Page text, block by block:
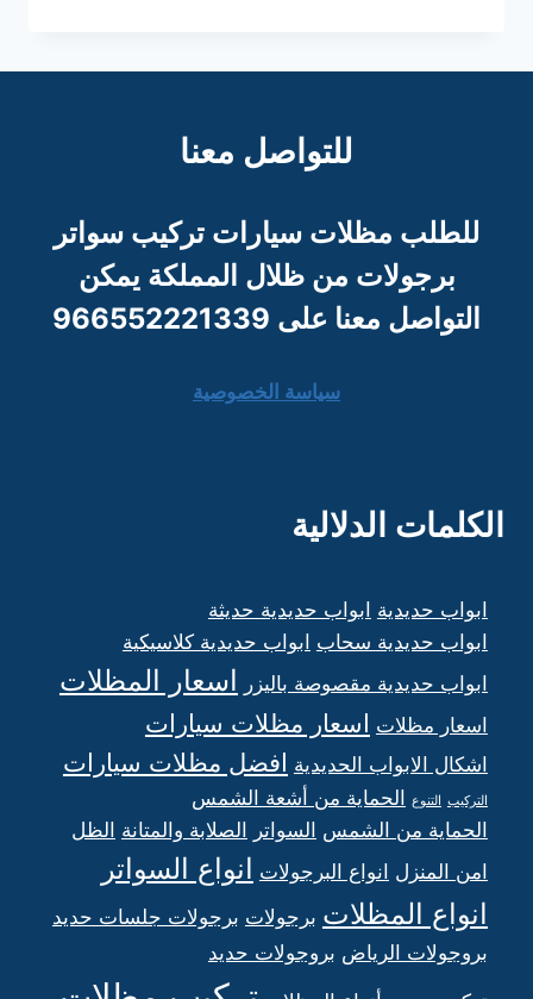
تنسيقللتواصل معنا
للطلب مظلات سيارات تركيب سواتر
برجولات من ظلال المملكة يمكن
التواصل معنا على 966552221339
سياسة الخصوصية
الكلمات الدلالية
ابواب حديدية ابواب حديدية حديثة
ابواب حديدية سحاب ابواب حديدية كلاسيكية
ابواب حديدية مقصوصة باليزر اسعار المظلات
اسعار مظلات اسعار مظلات سيارات
اشكال الابواب الحديدية افضل مظلات سيارات
التركيب التنوع الحماية من أشعة الشمس
الحماية من الشمس السواتر الصلابة والمتانة الظل
امن المنزل انواع البرجولات انواع السواتر
انواع المظلات برجولات برجولات جلسات حديد
بروجولات الرياض بروجولات حديد